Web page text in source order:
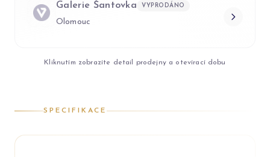
Galerie Šantovka VYPRODÁNO
Olomouc
Kliknutím zobrazíte detail prodejny a otevírací dobu
SPECIFIKACE